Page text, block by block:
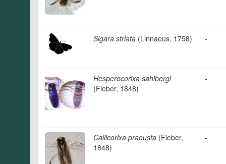
Sigara striata (Linnaeus, 1758) -
Hesperocorixa sahlbergi
(Fieber, 1848)
-
Callicorixa praeusta (Fieber,
1848)
-